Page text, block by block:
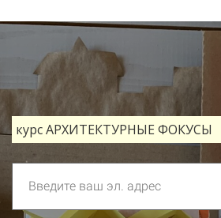
Ссылка на это место страницы:#form
курс АРХИТЕКТУРНЫЕ ФОКУСЫ